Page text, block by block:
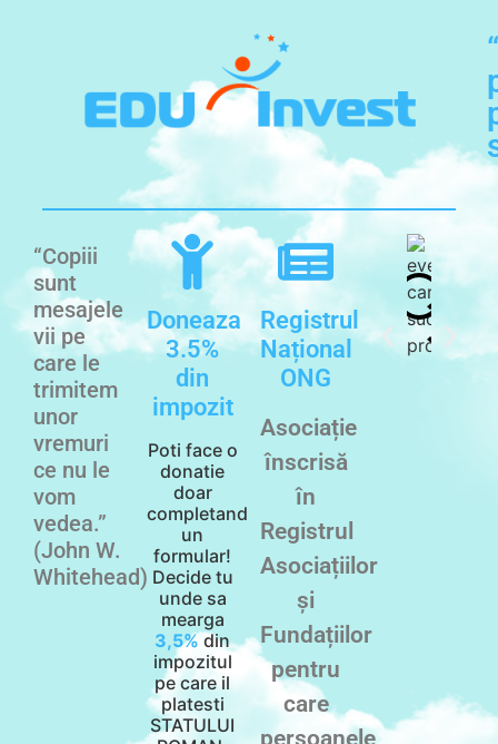
“Copiii
sunt
mesajele
vii pe
care le
trimitem
unor
vremuri
ce nu le
vom
vedea.”
(John W.
Whitehead)
Doneaza
3.5%
din
impozit
Poti face o
donatie
doar
completand
un
formular!
Decide tu
unde sa
mearga
3,5% din
impozitul
pe care il
platesti
STATULUI
Registrul
Național
ONG
Asociație
înscrisă
în
Registrul
Asociațiilor
și
Fundațiilor
pentru
care
persoanele